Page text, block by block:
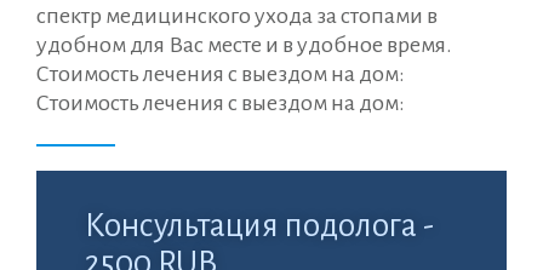
спектр медицинского ухода за стопами в
удобном для Вас месте и в удобное время.
Стоимость лечения с выездом на дом:
Стоимость лечения с выездом на дом:
Консультация подолога -